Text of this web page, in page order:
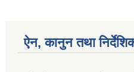
ऐन, कानुन तथा